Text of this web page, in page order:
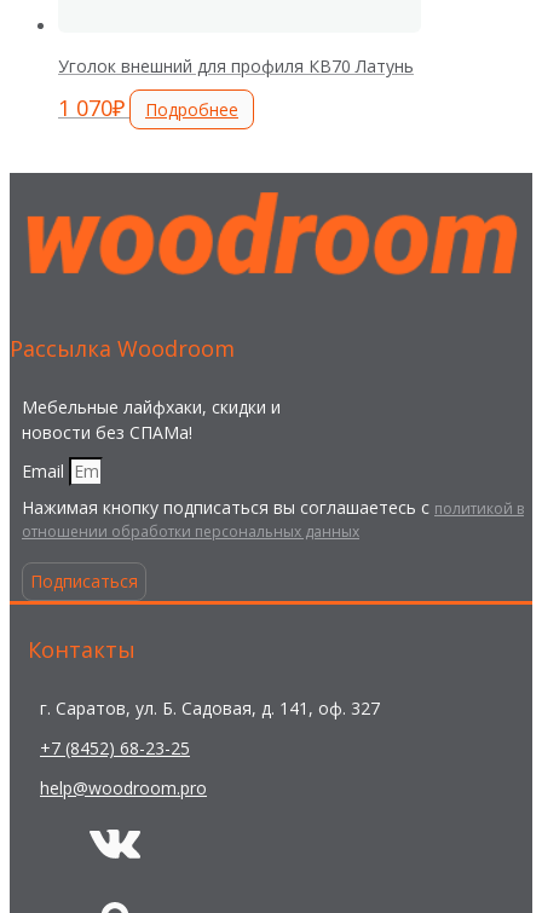
Уголок внешний для профиля КВ70 Латунь
1 070₽ Подробнее
Рассылка Woodroom
Мебельные лайфхаки, скидки и
новости без СПАМа!
Email
Нажимая кнопку подписаться вы соглашаетесь с политикой в
отношении обработки персональных данных
Подписаться
Контакты
г. Саратов, ул. Б. Садовая, д. 141, оф. 327
+7 (8452) 68-23-25
help@woodroom.pro